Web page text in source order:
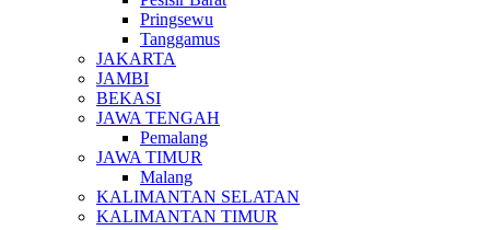
Pringsewu
Tanggamus
JAKARTA
JAMBI
BEKASI
JAWA TENGAH
Pemalang
JAWA TIMUR
Malang
KALIMANTAN SELATAN
KALIMANTAN TIMUR